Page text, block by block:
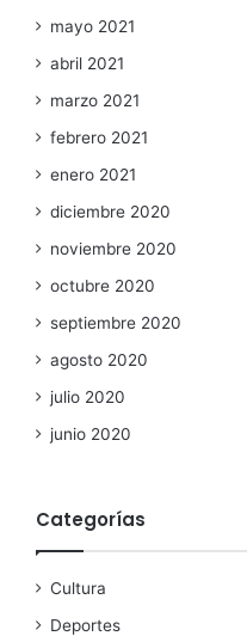
mayo 2021
abril 2021
marzo 2021
febrero 2021
enero 2021
diciembre 2020
noviembre 2020
octubre 2020
septiembre 2020
agosto 2020
julio 2020
junio 2020
Categorías
Cultura
Deportes